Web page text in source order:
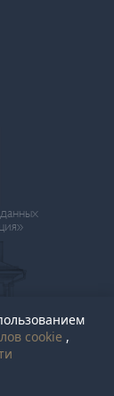
cookie ,